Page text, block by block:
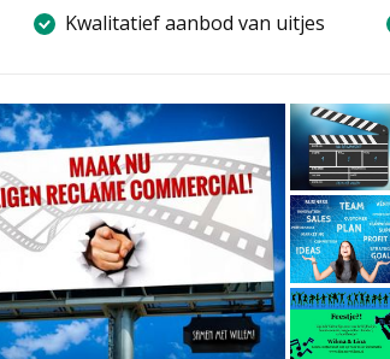
Kwalitatief aanbod van uitjes